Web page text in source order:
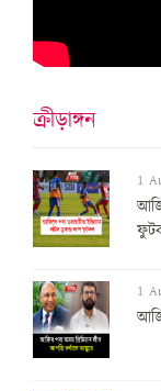
ক্ৰীড়াঙ্গন
1
1